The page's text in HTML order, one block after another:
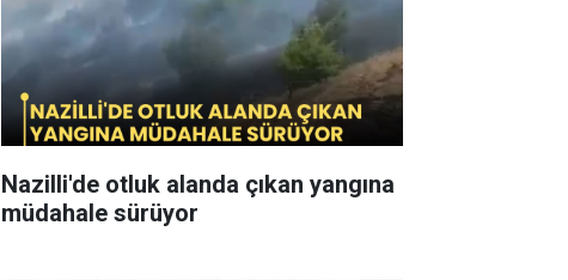
Nazilli'de otluk alanda çıkan yangına
müdahale sürüyor